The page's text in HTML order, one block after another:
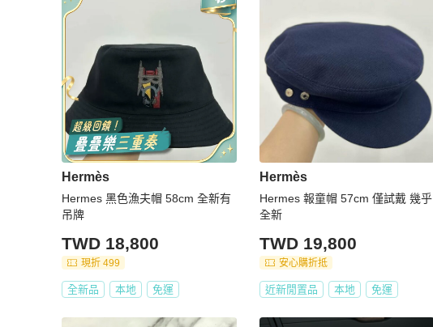
Hermès
Hermes 黑色漁夫帽 58cm 全新有
吊牌
TWD 18,800
現折 499
全新品 本地 免運
Hermès
Hermes 報童帽 57cm 僅試戴 幾乎
全新
TWD 19,800
安心購折抵
近新閒置品 本地 免運